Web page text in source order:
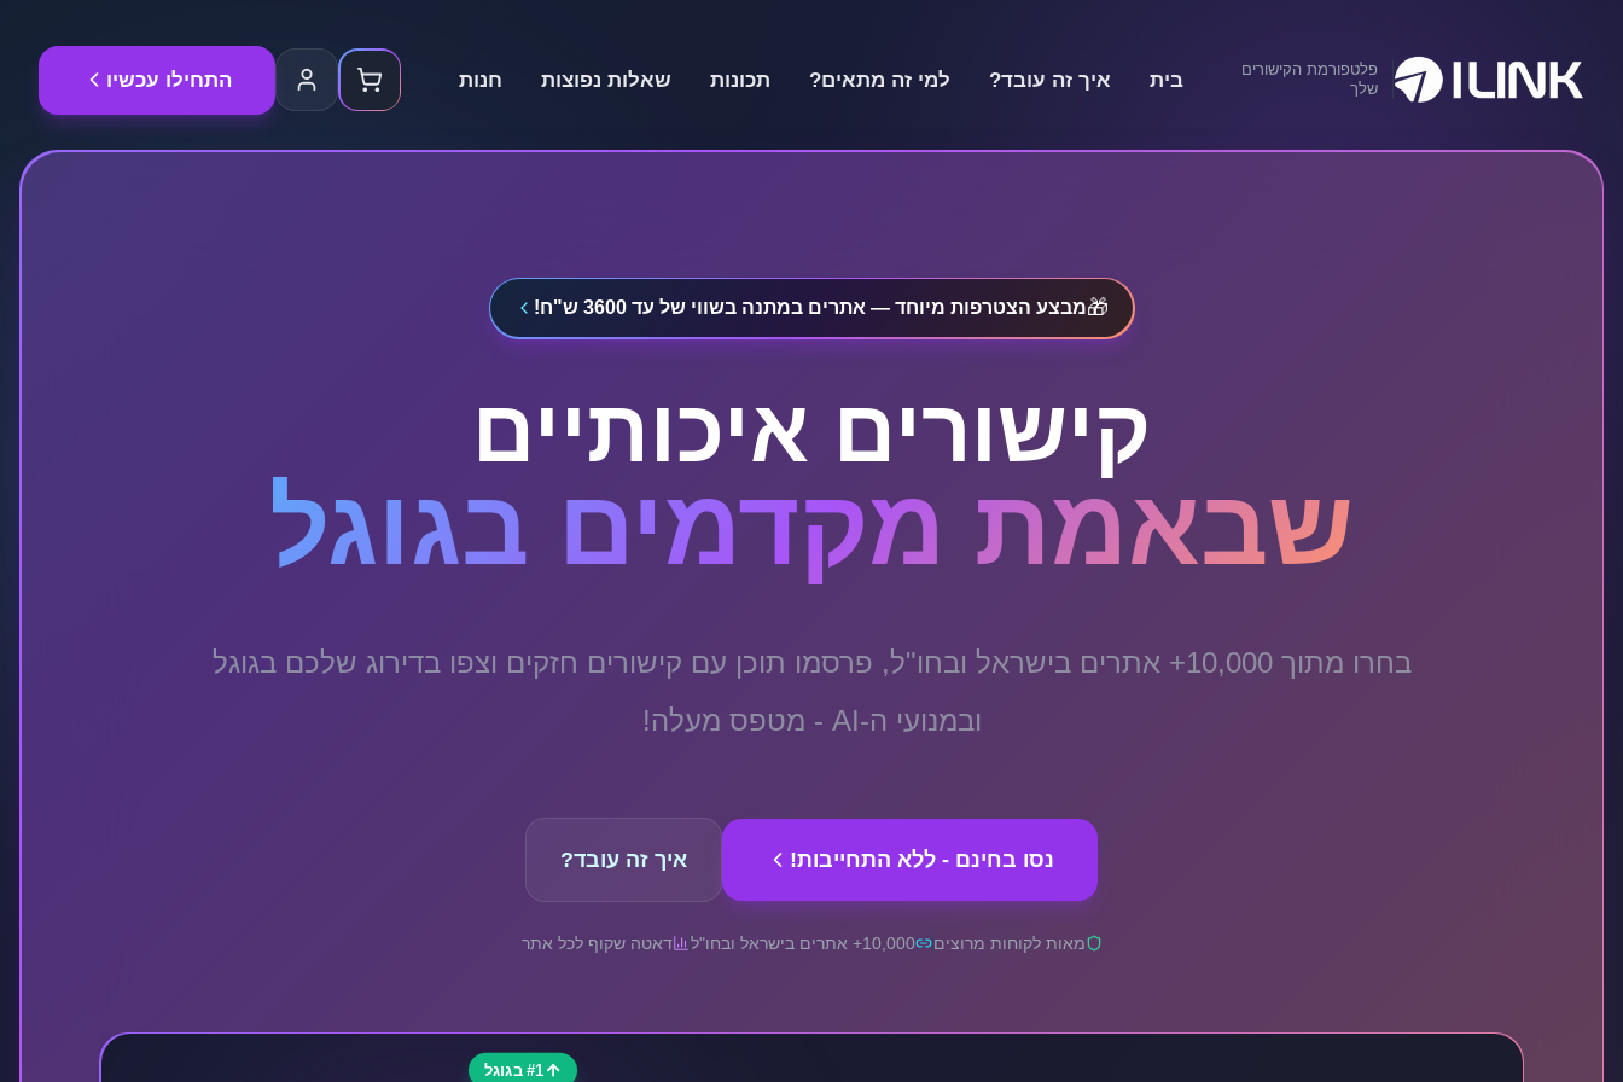
פלטפורמת הקישורים
שלך
בית איך זה עובד? למי זה מתאים? תכונות שאלות נפוצות חנות התחילו עכשיו
🎁מבצע הצטרפות מיוחד — אתרים במתנה בשווי של עד 3600 ש"ח!
קישורים איכותיים
שבאמת מקדמים בגוגל
בחרו מתוך 10,000+ אתרים בישראל ובחו"ל, פרסמו תוכן עם קישורים חזקים וצפו בדירוג שלכם בגוגל
ובמנועי ה-AI - מטפס מעלה!
נסו בחינם - ללא התחייבות! איך זה עובד?
מאות לקוחות מרוצים 10,000+ אתרים בישראל ובחו"ל דאטה שקוף לכל אתר